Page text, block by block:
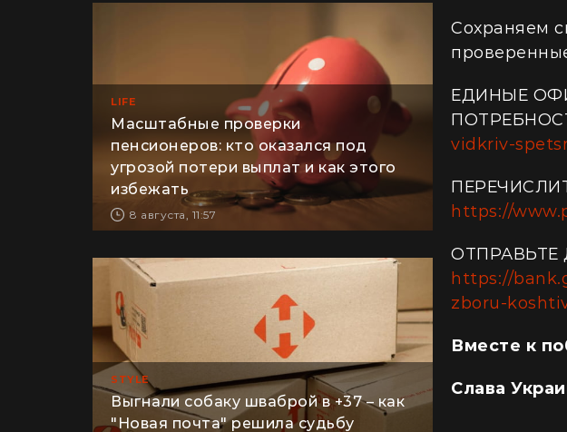
LIFE
Масштабные проверки
пенсионеров: кто оказался под
угрозой потери выплат и как этого
избежать
8 августа, 11:57
STYLE
Выгнали собаку шваброй в +37 – как
Сохраняем
ЕДИНЫЕ
vidkriv-
https://
ОТПРАВЬТЕ
https://
zboru-
Вместе к
Слава